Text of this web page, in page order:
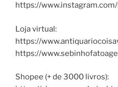
https://
Loja virtual:
https://
https://
Shopee (+ de 3000 livros):